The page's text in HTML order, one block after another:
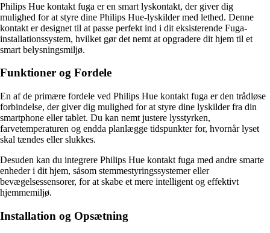
Philips Hue kontakt fuga er en smart lyskontakt, der giver dig
mulighed for at styre dine Philips Hue-lyskilder med lethed. Denne
kontakt er designet til at passe perfekt ind i dit eksisterende Fuga-
installationssystem, hvilket gør det nemt at opgradere dit hjem til et
smart belysningsmiljø.
Funktioner og Fordele
En af de primære fordele ved Philips Hue kontakt fuga er den trådløse
forbindelse, der giver dig mulighed for at styre dine lyskilder fra din
smartphone eller tablet. Du kan nemt justere lysstyrken,
farvetemperaturen og endda planlægge tidspunkter for, hvornår lyset
skal tændes eller slukkes.
Desuden kan du integrere Philips Hue kontakt fuga med andre smarte
enheder i dit hjem, såsom stemmestyringssystemer eller
bevægelsessensorer, for at skabe et mere intelligent og effektivt
hjemmemiljø.
Installation og Opsætning